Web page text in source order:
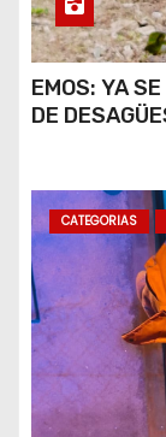
EMOS: YA
DE
CATEGORIAS